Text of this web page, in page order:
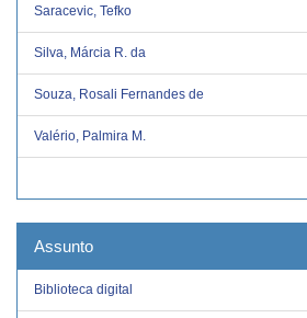
Saracevic, Tefko
Silva, Márcia R. da
Souza, Rosali Fernandes de
Valério, Palmira M.
Assunto
Biblioteca digital